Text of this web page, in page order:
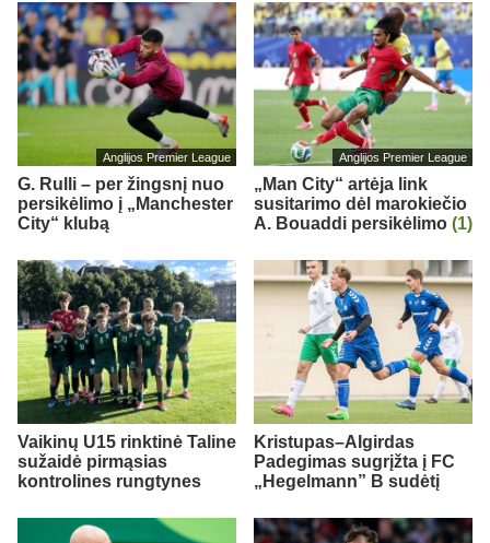
Anglijos Premier League
G. Rulli – per žingsnį nuo
persikėlimo į „Manchester
City“ klubą
Anglijos Premier League
„Man City“ artėja link
susitarimo dėl marokiečio
A. Bouaddi persikėlimo (1)
Vaikinų U15 rinktinė Taline
sužaidė pirmąsias
kontrolines rungtynes
Kristupas–Algirdas
Padegimas sugrįžta į FC
„Hegelmann” B sudėtį